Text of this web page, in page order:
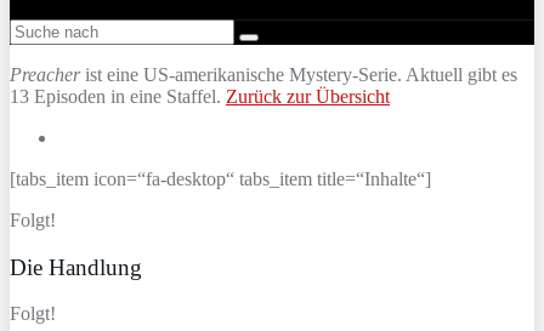
Preacherist eine US-amerikanische Mystery-Serie. Aktuell gibt es
13 Episoden in eine Staffel. Zurück zur Übersicht
[tabs_item icon=“fa-desktop“ tabs_item title=“Inhalte“]
Folgt!
Die Handlung
Folgt!